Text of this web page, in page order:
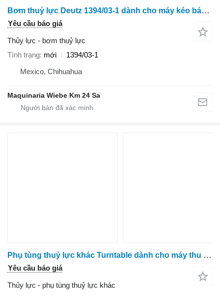
Bơm thuỷ lực Deutz 1394/03-1 dành cho máy kéo bánh lốp
Yêu cầu báo giá
Thủy lực - bơm thuỷ lực
Tình trạng mới
1394/03-1
Mexico, Chihuahua
Maquinaria Wiebe Km 24 Sa
Phụ tùng thuỷ lực khác Turntable dành cho máy thu hoạch gỗ Komatsu 911.5
Yêu cầu báo giá
Thủy lực - phụ tùng thuỷ lực khác